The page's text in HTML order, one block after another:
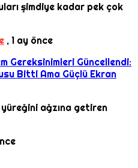
şimdiye kadar pek çok
, 1 ay önce
Gereksinimleri Güncellendi:
Bitti Ama Güçlü Ekran
yüreğini ağzına getiren